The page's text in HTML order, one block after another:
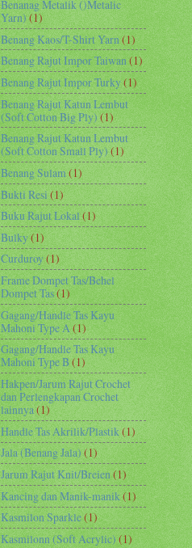
Benanag Metalik ()Metalic
Yarn) (1)
Benang Kaos/T-Shirt Yarn(1)
Benang Rajut Impor Taiwan(1)
Benang Rajut Impor Turky(1)
Benang Rajut Katun Lembut
(Soft Cotton Big Ply) (1)
Benang Rajut Katun Lembut
(Soft Cotton Small Ply)(1)
Benang Sulam(1)
Bukti Resi(1)
Buku Rajut Lokal(1)
Bulky(1)
Curduroy(1)
Frame Dompet Tas/Behel
Dompet Tas(1)
Gagang/Handle Tas Kayu
Mahoni Type A(1)
Gagang/Handle Tas Kayu
Mahoni Type B(1)
Hakpen/Jarum Rajut Crochet
dan Perlengkapan Crochet
lainnya(1)
Handle Tas Akrilik/Plastik (1)
Jala (Benang Jala)(1)
Jarum Rajut Knit/Breien(1)
Kancing dan Manik-manik(1)
Kasmilon Sparkle(1)
Kasmilonn (Soft Acrylic)(1)